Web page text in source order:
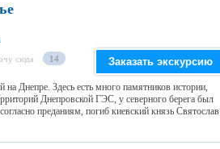
сюда 14 Заказать экскурсию
Днепре. Здесь есть много памятников истории,
Днепровской ГЭС, у северного берега был
преданиям, погиб киевский князь Святослав